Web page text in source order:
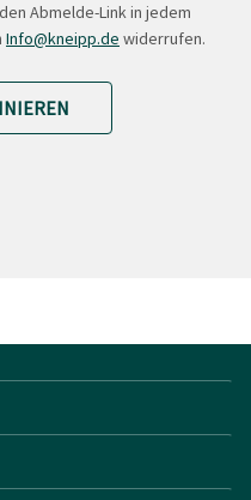
Abmelde-Link in jedem
Info@kneipp.de widerrufen.